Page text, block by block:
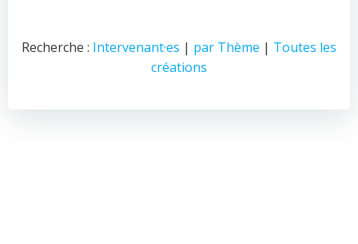
Recherche : Intervenant·es | par Thème | Toutes les
créations